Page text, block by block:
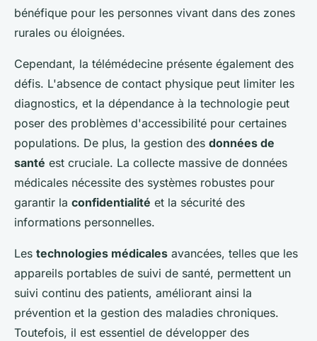
bénéfique pour les personnes vivant dans des zones
rurales ou éloignées.
Cependant, la télémédecine présente également des
défis. L'absence de contact physique peut limiter les
diagnostics, et la dépendance à la technologie peut
poser des problèmes d'accessibilité pour certaines
populations. De plus, la gestion des données de
santé est cruciale. La collecte massive de données
médicales nécessite des systèmes robustes pour
garantir la confidentialité et la sécurité des
informations personnelles.
Les technologies médicales avancées, telles que les
appareils portables de suivi de santé, permettent un
suivi continu des patients, améliorant ainsi la
prévention et la gestion des maladies chroniques.
Toutefois, il est essentiel de développer des